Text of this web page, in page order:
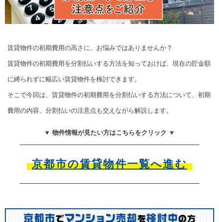
賃貸物件の初期費用の高さに、お悩みではありませんか？
賃貸物件の初期費用を分割払いする方法を知っておけば、現在の貯金額
に縛られずに幅広い賃貸物件を検討できます。
そこで今回は、賃貸物件の初期費用を分割払いする方法について、初期
費用の内容、分割払いの注意点も交えながら解説します。
▼ 物件情報が見たい方はこちらをクリック ▼
京都市の賃貸物件一覧へ進む